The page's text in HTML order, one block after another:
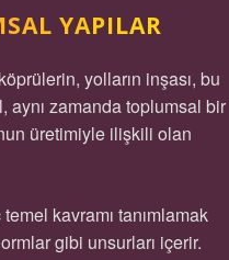
YAPILAR
yolların inşası, bu
zamanda toplumsal bir
üretimiyle ilişkili olan
kavramı tanımlamak
gibi unsurları içerir.